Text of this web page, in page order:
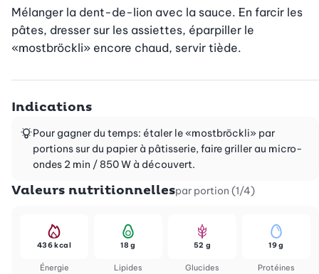
Mélanger la dent-de-lion avec la sauce. En farcir les
pâtes, dresser sur les assiettes, éparpiller le
«mostbröckli» encore chaud, servir tiède.
Indications
Pour gagner du temps: étaler le «mostbröckli» par
portions sur du papier à pâtisserie, faire griller au micro-
ondes 2 min / 850 W à découvert.
Valeurs nutritionnellespar portion (1/4)
Énergie
436 kcal
Lipides
18 g
Glucides
52 g
Protéines
19 g